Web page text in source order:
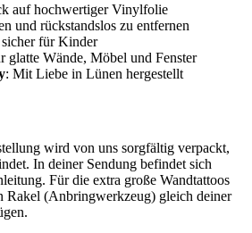
auf hochwertiger Vinylfolie
und rückstandslos zu entfernen
für Kinder
glatte Wände, Möbel und Fenster
: Mit Liebe in Lünen hergestellt
wird von uns sorgfältig verpackt,
In deiner Sendung befindet sich
Für die extra große Wandtattoos
Rakel (Anbringwerkzeug) gleich deiner